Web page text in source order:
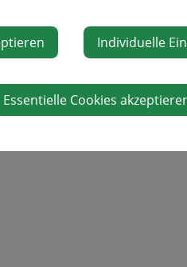
Individuelle
Essentielle Cookies